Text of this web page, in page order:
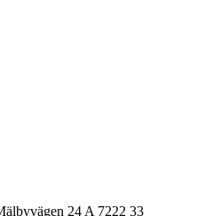
24 A 7222 33